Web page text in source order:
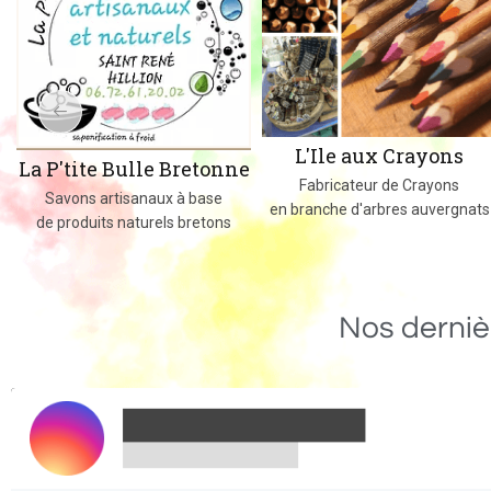
La P'tite Bulle Bretonne
Savons artisanaux à base
de produits naturels bretons
L'Ile aux Crayons
Fabricateur de Crayons
en branche d'arbres auvergnats
Nos